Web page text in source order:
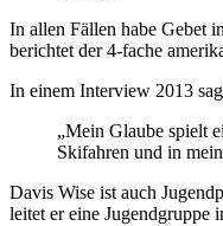
In allen Fällen habe Gebet
berichtet der 4-fache
In einem Interview 2013
„Mein Glaube spielt
Skifahren und in
Davis Wise ist auch
leitet er eine Jugendgruppe